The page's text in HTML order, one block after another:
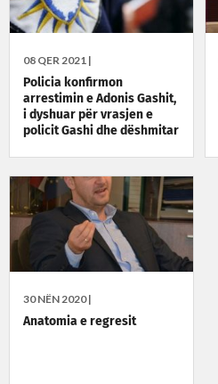
08 QER 2021 |
Policia konfirmon
arrestimin e Adonis Gashit,
i dyshuar për vrasjen e
policit Gashi dhe dëshmitar
30 NËN 2020 |
Anatomia e regresit